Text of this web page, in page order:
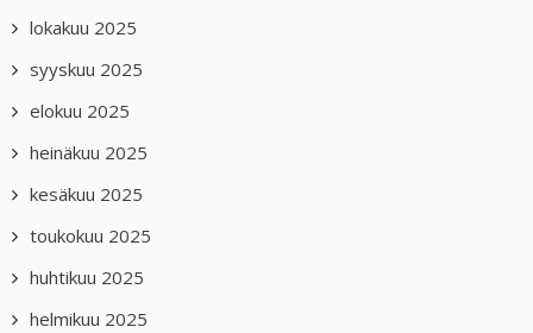
lokakuu 2025
syyskuu 2025
elokuu 2025
heinäkuu 2025
kesäkuu 2025
toukokuu 2025
huhtikuu 2025
helmikuu 2025